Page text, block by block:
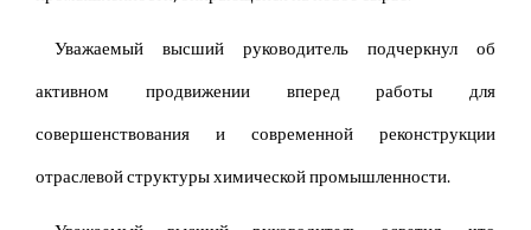
Уважаемый высший руководитель подчеркнул об
активном продвижении вперед работы для
совершенствования и современной реконструкции
отраслевой структуры химической промышленности.